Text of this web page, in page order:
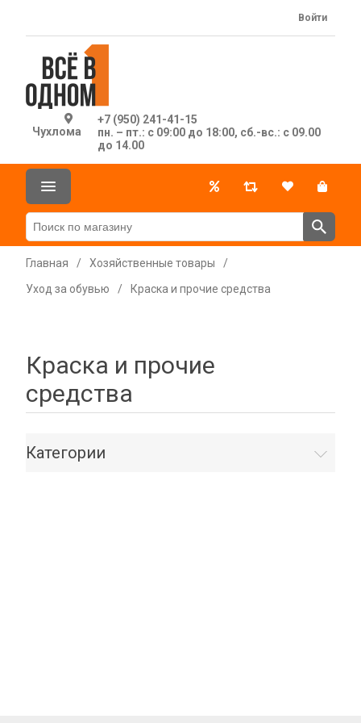
Чухлома
+7 (950) 241-41-15
пн. – пт.: с 09:00 до 18:00, сб.-вс.: с 09.00
до 14.00
Войти
Главная / Хозяйственные товары
/
Уход за обувью
/ Краска и прочие средства
Краска и прочие
средства
Категории